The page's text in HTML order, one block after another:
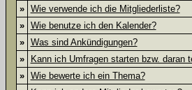
»
Wie verwende ich die Mitgliederliste?
»
Wie benutze ich den Kalender?
»
Was sind Ankündigungen?
»
Kann ich Umfragen starten bzw. daran
»
Wie bewerte ich ein Thema?